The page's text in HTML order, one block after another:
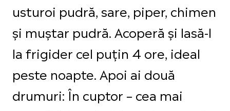
usturoi pudră, sare, piper, chimen
și muștar pudră. Acoperă și lasă-l
la frigider cel puțin 4 ore, ideal
peste noapte. Apoi ai două
drumuri: În cuptor – cea mai